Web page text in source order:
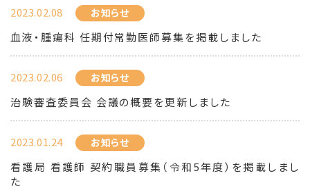
2023.02.08 お知らせ
血液・腫瘍科 任期付常勤医師募集を掲載しました
2023.02.06 お知らせ
治験審査委員会 会議の概要を更新しました
2023.01.24 お知らせ
看護局 看護師 契約職員募集（令和5年度）を掲載しまし
た